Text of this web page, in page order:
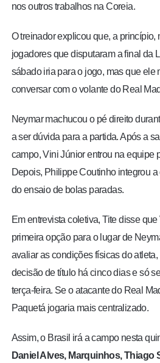
nos outros trabalhos na Coreia.
O treinador explicou que, a princípio,
jogadores que disputaram a final da
sábado iria para o jogo, mas que ele
conversar com o volante do Real
Neymar machucou o pé direito
a ser dúvida para a partida. Após a
campo, Vini Júnior entrou na equipe
Depois, Philippe Coutinho integrou
do ensaio de bolas paradas.
Em entrevista coletiva, Tite disse
primeira opção para o lugar de
avaliar as condições físicas do
decisão de título há cinco dias e só
terça-feira. Se o atacante do Real
Paquetá jogaria mais centralizado.
Assim, o Brasil irá a campo nesta
Daniel Alves, Marquinhos, Thiago